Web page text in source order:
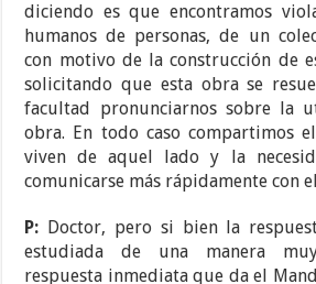
diciendo es que encontramos
humanos de personas, de un
con motivo de la construcción de
solicitando que esta obra se
facultad pronunciarnos sobre la
obra. En todo caso compartimos
viven de aquel lado y la
comunicarse más rápidamente con
P: Doctor, pero si bien la
estudiada de una manera
respuesta inmediata que da el